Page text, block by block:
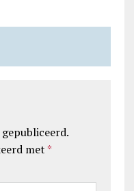
met *